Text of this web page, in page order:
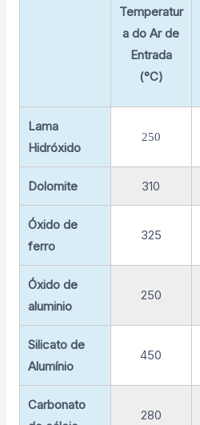
Temperatur
a do Ar de
Entrada
(°C)
Lama
Hidróxido
250
Dolomite 310
Óxido de
ferro
325
Óxido de
aluminio
250
Silicato de
Alumínio
450
Carbonato
280